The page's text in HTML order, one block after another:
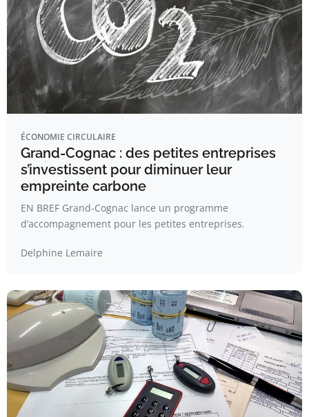
ÉCONOMIE CIRCULAIRE
Grand-Cognac : des petites entreprises
s’investissent pour diminuer leur
empreinte carbone
EN BREF Grand-Cognac lance un programme
d’accompagnement pour les petites entreprises.
Delphine Lemaire